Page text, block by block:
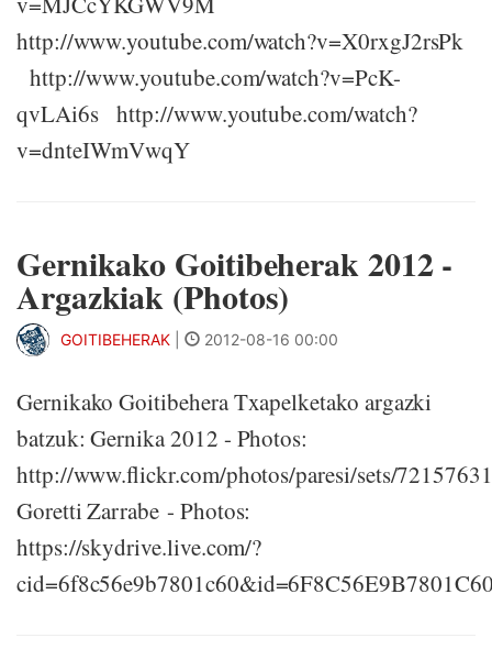
http://www.youtube.com/watch?v=X0rxgJ2rsPk
http://www.youtube.com/watch?v=PcK-
qvLAi6s http://www.youtube.com/watch?
v=dnteIWmVwqY
Gernikako Goitibeherak 2012 -
Argazkiak (Photos)
GOITIBEHERAK 2012-08-16 00:00
Gernikako Goitibehera Txapelketako argazki
batzuk: Gernika 2012 - Photos:
http://www.flickr.com/photos/paresi/sets/
Goretti Zarrabe - Photos:
https://skydrive.live.com/?